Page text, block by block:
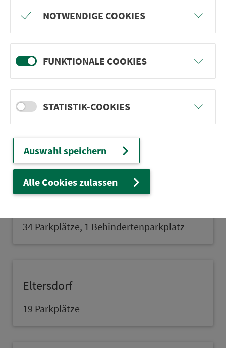
Eggolsheim
46 Parkplätze, 6 Behindertenparkplätze
Eibach
25 Parkplätze
34 Parkplätze, 1 Behindertenpark­platz
Eltersdorf
19 Parkplätze
NOTWENDIGE COOKIES
FUNKTIONALE COOKIES
STATISTIK-COOKIES
Auswahl speichern
Alle Cookies zulassen